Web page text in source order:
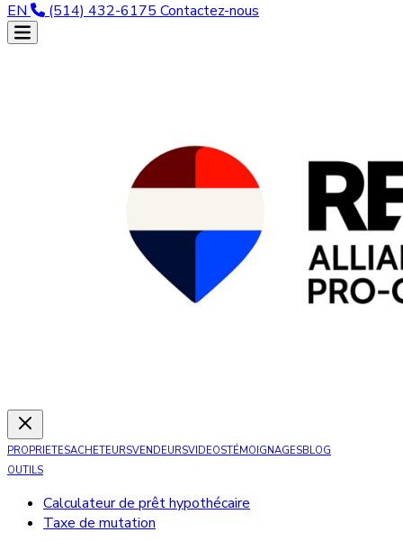
EN (514) 432-6175 Contactez-nous
PROPRIETESACHETEURSVENDEURSVIDEOSTÉMOIGNAGESBLOG
OUTILS
Calculateur de prêt hypothécaire
Taxe de mutation